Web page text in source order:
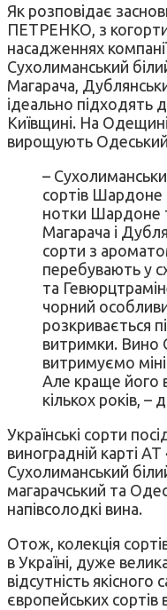
Як розповідає
ПЕТРЕНКО, з когорти
насадженнях
Сухолиманський
Магарача,
ідеально підходять
Київщині. На
вирощують
–
сортів Шардоне
нотки Шардоне
Магарача і
сорти з
перебувають у
та
чорний
розкривається
витримки. Вино
витримуємо
Але краще його
кількох років, –
Українські сорти
виноградній карті
Сухолиманський
магарачський та
напівсолодкі вина.
Отож, колекція
в Україні, дуже
відсутність
європейських сортів